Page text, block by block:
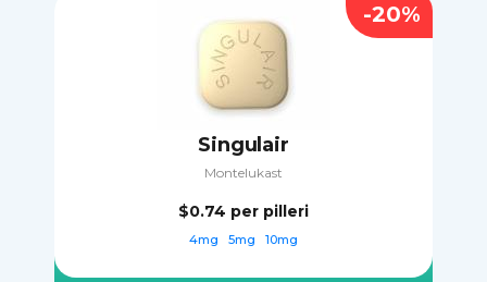
Singulair
Montelukast
$0.74 per pilleri
4mg 5mg 10mg
-20%